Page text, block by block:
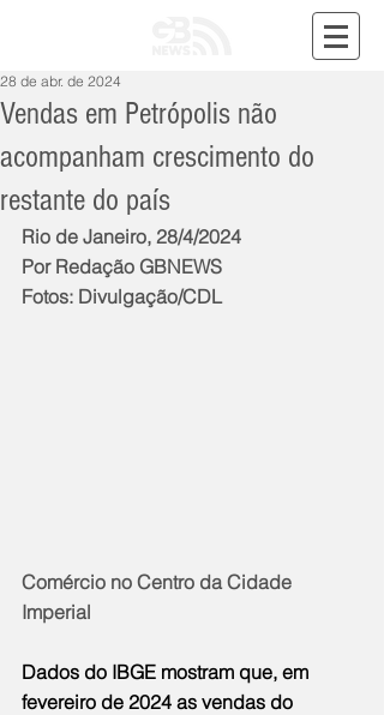
Vendas em Petrópolis não
acompanham crescimento do
restante do país
28 de abr. de 2024
Rio de Janeiro, 28/4/2024
Por Redação GBNEWS
Fotos: Divulgação/CDL
Comércio no Centro da Cidade
Imperial
Dados do IBGE mostram que, em
fevereiro de 2024 as vendas do